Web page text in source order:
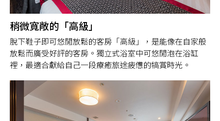
稍微寬敞的「高級」
脫下鞋子即可悠閒放鬆的客房「高級」，是能像在自家般
放鬆而廣受好評的客房。獨立式浴室中可悠閒泡在浴缸
裡，最適合獻給自己一段療癒旅途疲憊的犒賞時光。